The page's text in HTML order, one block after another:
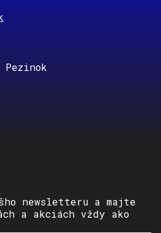
newsletteru a majte
a akciách vždy ako